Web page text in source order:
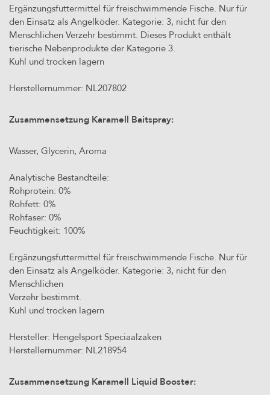
Ergänzungsfuttermittel für freischwimmende Fische. Nur für
den Einsatz als Angelköder. Kategorie: 3, nicht für den
Menschlichen Verzehr bestimmt. Dieses Produkt enthält
tierische Nebenprodukte der Kategorie 3.
Kuhl und trocken lagern
Herstellernummer: NL207802
Zusammensetzung Karamell Baitspray:
Wasser, Glycerin, Aroma
Analytische Bestandteile:
Rohprotein: 0%
Rohfett: 0%
Rohfaser: 0%
Feuchtigkeit: 100%
Ergänzungsfuttermittel für freischwimmende Fische. Nur für
den Einsatz als Angelköder. Kategorie: 3, nicht für den
Menschlichen
Verzehr bestimmt.
Kuhl und trocken lagern
Hersteller: Hengelsport Speciaalzaken
Herstellernummer: NL218954
Zusammensetzung Karamell Liquid Booster: